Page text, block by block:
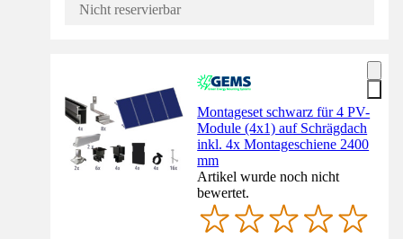
Nicht reservierbar
Montageset schwarz für 4 PV-
Module (4x1) auf Schrägdach
inkl. 4x Montageschiene 2400
mm
Artikel wurde noch nicht
bewertet.